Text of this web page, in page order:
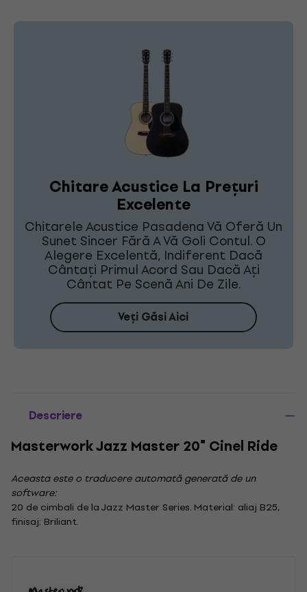
Chitare Acustice La Prețuri
Excelente
Chitarele Acustice Pasadena Vă Oferă Un
Sunet Sincer Fără A Vă Goli Contul. O
Alegere Excelentă, Indiferent Dacă
Cântați Primul Acord Sau Dacă Ați
Cântat Pe Scenă Ani De Zile.
Veți Găsi Aici
Descriere
Masterwork Jazz Master 20" Cinel Ride
Aceasta este o traducere automată generată de un
software:
20 de cimbali de la Jazz Master Series. Material: aliaj B25,
finisaj: Briliant.